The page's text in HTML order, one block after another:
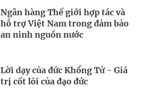
Ngân hàng Thế giới hợp tác và
hỗ trợ Việt Nam trong đảm bảo
an ninh nguồn nước
Lời dạy của đức Khổng Tử - Giá
trị cốt lõi của đạo đức